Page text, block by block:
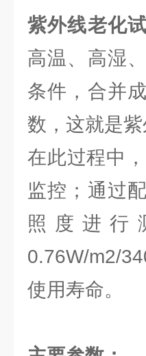
紫外线老化
高温、高湿
条件，合并
数，这就是
在此过程中
监控；通过
照度进行
0.76W/m2/
使用寿命。